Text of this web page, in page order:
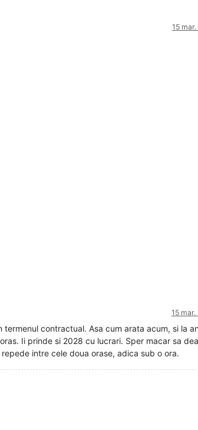
15
15
contractual. Asa cum arata acum, si la
Ii prinde si 2028 cu lucrari. Sper macar sa
intre cele doua orase, adica sub o ora.